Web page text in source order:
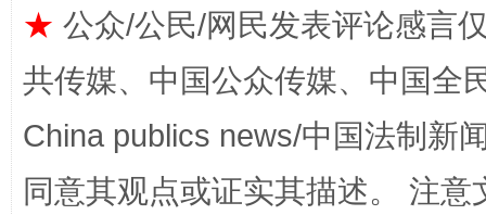
漫山遍野的桃花与雪山、麦地、白藏房 除
★ 公众/公民/网民发表评论感言
共传媒、中国公众传媒、中国全
China publics news/中国法制新
同意其观点或证实其描述。 注